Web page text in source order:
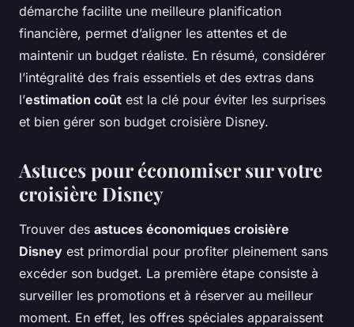
démarche facilite une meilleure planification
financière, permet d’aligner les attentes et de
maintenir un budget réaliste. En résumé, considérer
l’intégralité des frais essentiels et des extras dans
l’estimation coût est la clé pour éviter les surprises
et bien gérer son budget croisière Disney.
Astuces pour économiser sur votre
croisière Disney
Trouver des astuces économiques croisière
Disney est primordial pour profiter pleinement sans
excéder son budget. La première étape consiste à
surveiller les promotions et à réserver au meilleur
moment. En effet, les offres spéciales apparaissent